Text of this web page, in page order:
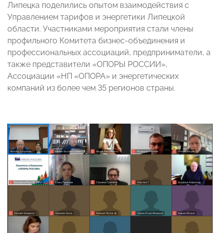
Липецка поделились опытом взаимодействия с
Управлением тарифов и энергетики Липецкой
области. Участниками мероприятия стали члены
профильного Комитета бизнес-объединения и
профессиональных ассоциаций, предприниматели, а
также представители «ОПОРЫ РОССИИ»,
Ассоциации «НП «ОПОРА» и энергетических
компаний из более чем 35 регионов страны.